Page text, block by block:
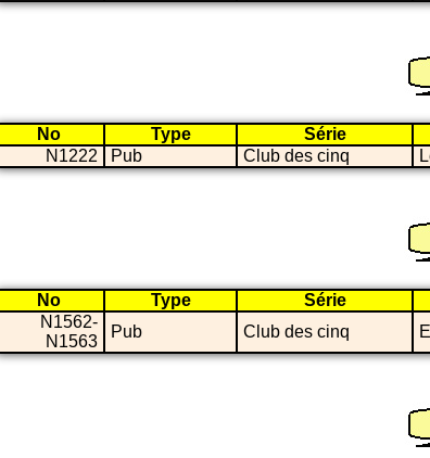
No Type Série
N1222
Pub Club des cinq
No Type Série
N1562-
N1563
Pub Club des cinq